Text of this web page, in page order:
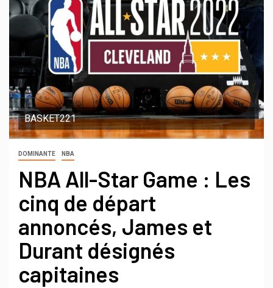
BASKET221
DOMINANTE NBA
NBA All-Star Game : Les
cinq de départ
annoncés, James et
Durant désignés
capitaines